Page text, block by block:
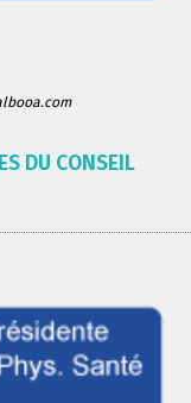
DU CONSEIL